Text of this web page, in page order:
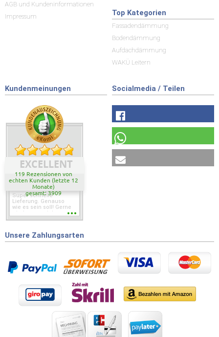
AGB und Kundeninformationen
Impressum
Top Kategorien
Fassadendämmung
Bodendämmung
Aufdachdämmung
WAKÜ Leitern
Kundenmeinungen
EXCELLENT
119 Rezensionen von
echten Kunden (letzte 12
Monate)
gesamt: 3909
Super schnelle
Lieferung. Genauso
wie es sein soll! Gerne
wieder wenn ich was
Socialmedia / Teilen
Unsere Zahlungsarten